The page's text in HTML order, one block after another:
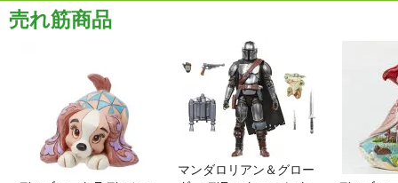
売れ筋商品
マンダロリアン＆グロー